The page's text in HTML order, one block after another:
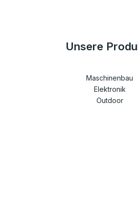
Unsere
Maschinenbau
Elektronik
Outdoor